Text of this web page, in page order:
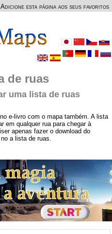
Adicione esta página aos seus favoritos
de ruas
uma lista de ruas
e-livro com o mapa também. A lista
em qualquer rua para chegar à
apenas fazer o download do
a lista de ruas.